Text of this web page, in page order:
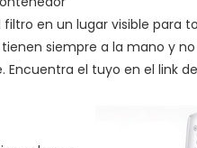
en un lugar visible para
siempre a la mano y
el tuyo en el link